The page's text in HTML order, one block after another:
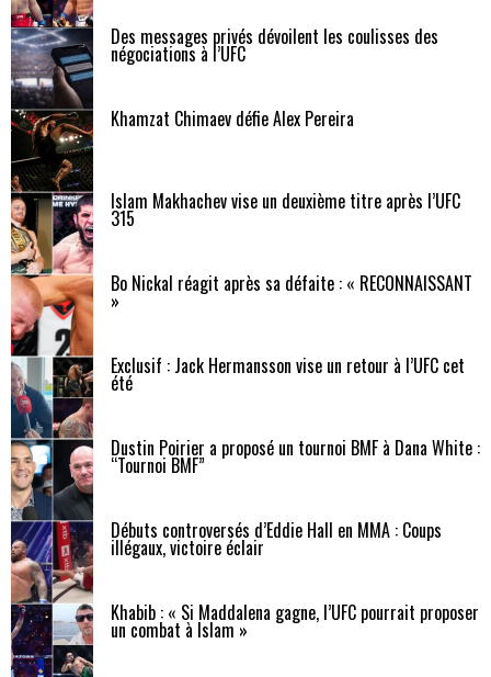
Des messages privés dévoilent les coulisses des
négociations à l’UFC
Khamzat Chimaev défie Alex Pereira
Islam Makhachev vise un deuxième titre après l’UFC
315
Bo Nickal réagit après sa défaite : « RECONNAISSANT
»
Exclusif : Jack Hermansson vise un retour à l’UFC cet
été
Dustin Poirier a proposé un tournoi BMF à Dana White :
“Tournoi BMF”
Débuts controversés d’Eddie Hall en MMA : Coups
illégaux, victoire éclair
Khabib : « Si Maddalena gagne, l’UFC pourrait proposer
un combat à Islam »